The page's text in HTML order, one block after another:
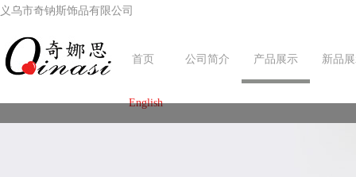
义乌市奇钠斯饰品有限公司
首页 公司简介 产品展示 新品
English